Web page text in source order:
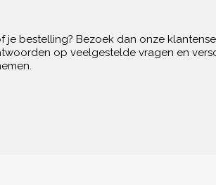
bestelling? Bezoek dan onze
op veelgestelde vragen en